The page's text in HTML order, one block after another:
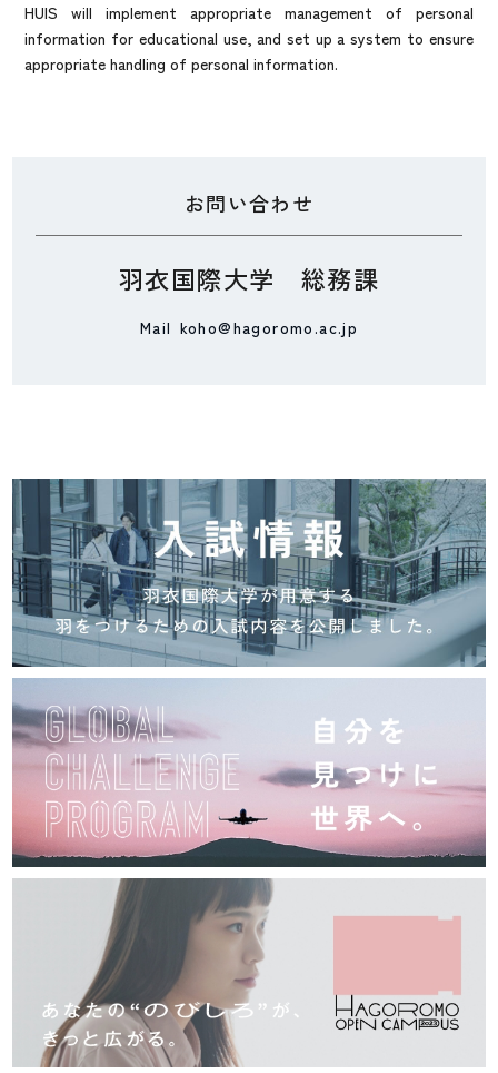
HUIS will implement appropriate management of personal
information for educational use, and set up a system to ensure
appropriate handling of personal information.
お問い合わせ
羽衣国際大学 総務課
Mail koho@hagoromo.ac.jp